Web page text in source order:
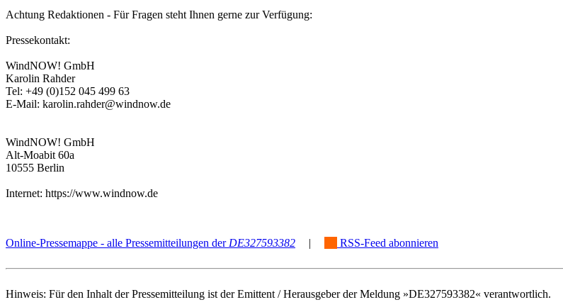
Achtung Redaktionen - Für Fragen steht Ihnen gerne zur Verfügung:
Pressekontakt:
WindNOW! GmbH
Karolin Rahder
Tel: +49 (0)152 045 499 63
E-Mail: karolin.rahder@windnow.de
WindNOW! GmbH
Alt-Moabit 60a
10555 Berlin
Internet: https://www.windnow.de
Online-Pressemappe - alle Pressemitteilungen der DE327593382 | RSS-Feed abonnieren
Hinweis: Für den Inhalt der Pressemitteilung ist der Emittent / Herausgeber der Meldung »DE327593382« verantwortlich.